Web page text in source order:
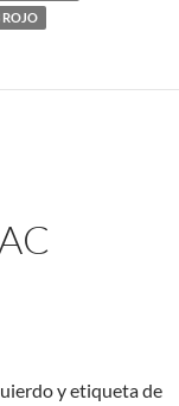
ROJO
y etiqueta de